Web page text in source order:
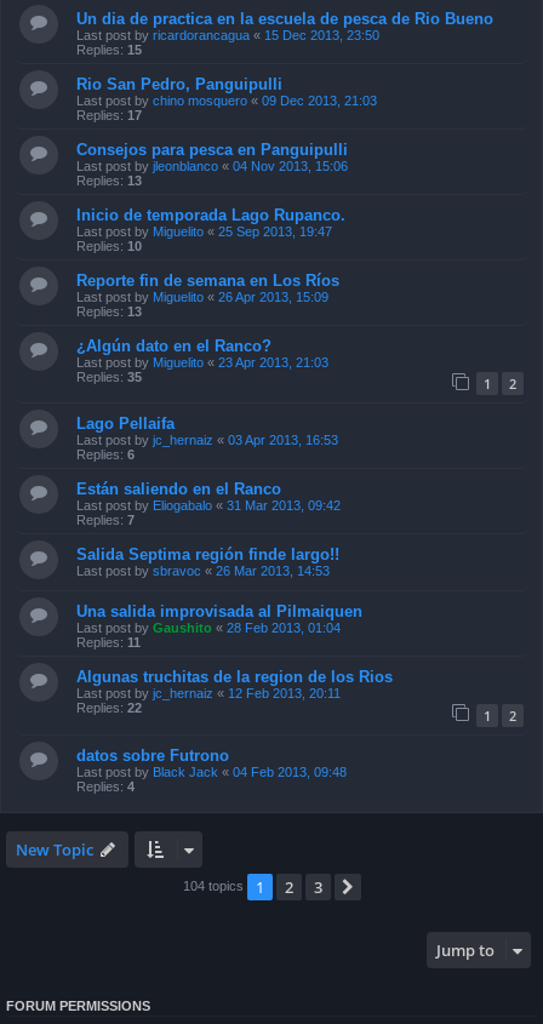
Un dia de practica en la escuela de pesca de Rio Bueno
Last post by ricardorancagua « 15 Dec 2013, 23:50
Replies: 15
Rio San Pedro, Panguipulli
Last post by chino mosquero « 09 Dec 2013, 21:03
Replies: 17
Consejos para pesca en Panguipulli
Last post by jleonblanco « 04 Nov 2013, 15:06
Replies: 13
Inicio de temporada Lago Rupanco.
Last post by Miguelito « 25 Sep 2013, 19:47
Replies: 10
Reporte fin de semana en Los Ríos
Last post by Miguelito « 26 Apr 2013, 15:09
Replies: 13
¿Algún dato en el Ranco?
Last post by Miguelito « 23 Apr 2013, 21:03
Replies: 35 1 2
Lago Pellaifa
Last post by jc_hernaiz « 03 Apr 2013, 16:53
Replies: 6
Están saliendo en el Ranco
Last post by Eliogabalo « 31 Mar 2013, 09:42
Replies: 7
Salida Septima región finde largo!!
Last post by sbravoc « 26 Mar 2013, 14:53
Una salida improvisada al Pilmaiquen
Last post by Gaushito « 28 Feb 2013, 01:04
Replies: 11
Algunas truchitas de la region de los Rios
Last post by jc_hernaiz « 12 Feb 2013, 20:11
Replies: 22 1 2
datos sobre Futrono
Last post by Black Jack « 04 Feb 2013, 09:48
Replies: 4
New Topic
104 topics 1 2 3
Jump to
FORUM PERMISSIONS